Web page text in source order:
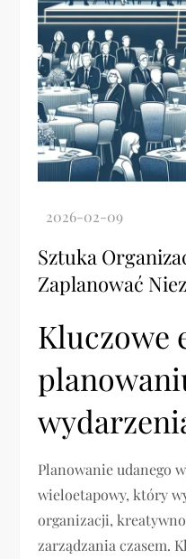
Sztuka
Zaplanować
Kluczowe
Planowanie udanego
wieloetapowy, który
organizacji,
zarządzania czasem.